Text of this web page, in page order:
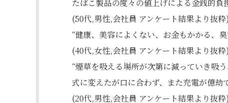
たばこ製品の度々の値上げによる金銭的負
(50代,男性,会社員 アンケート結果より抜粋)
“健康、美容によくない、お金もかかる、
(40代,女性,会社員 アンケート結果より抜粋)
“煙草を吸える場所が次第に減っていき吸
式に変えたが口に合わず、また充電が億
(20代,男性,会社員 アンケート結果より抜粋)